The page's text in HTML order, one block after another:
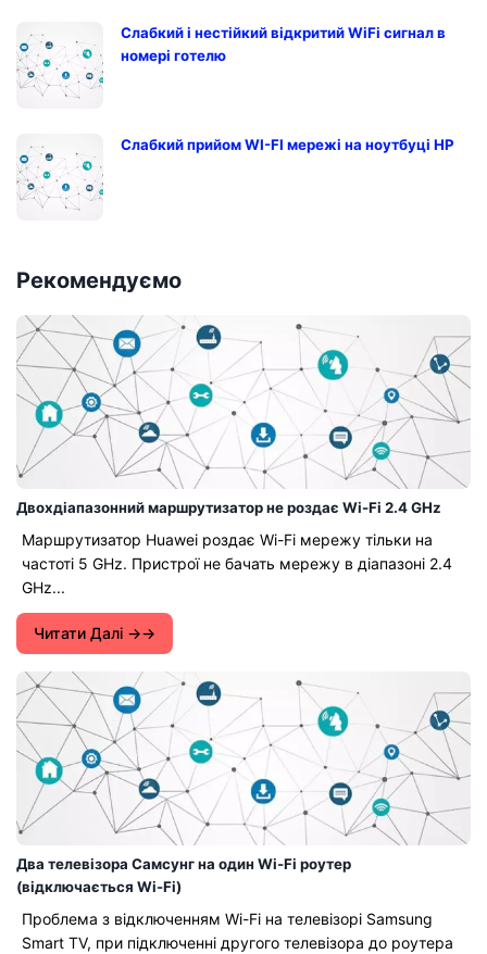
Слабкий і нестійкий відкритий WiFi сигнал в
номері готелю
Слабкий прийом WI-FI мережі на ноутбуці HP
Рекомендуємо
Двохдіапазонний маршрутизатор не роздає Wi-Fi 2.4 GHz
Маршрутизатор Huawei роздає Wi-Fi мережу тільки на
частоті 5 GHz. Пристрої не бачать мережу в діапазоні 2.4
GHz...
Читати Далі →
Два телевізора Самсунг на один Wi-Fi роутер
(відключається Wi-Fi)
Проблема з відключенням Wi-Fi на телевізорі Samsung
Smart TV, при підключенні другого телевізора до роутера